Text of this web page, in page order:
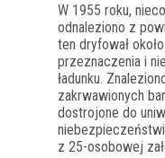
W 1955 roku,
odnaleziono z
ten dryfował
przeznaczenia i
ładunku.
zakrwawionych
dostrojone do
z 25-osobowej